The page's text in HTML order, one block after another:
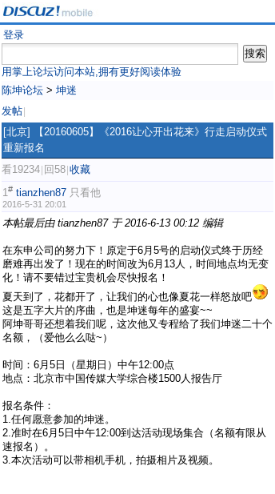
登录
用掌上论坛访问本站,拥有更好阅读体验
陈坤论坛 > 坤迷
发帖
[北京]
【20160605】《2016让心开出花来》行走启动仪式
重新报名
看19234 回58 收藏
1# tianzhen87 只看他
2016-5-31 20:01
本帖最后由 tianzhen87 于 2016-6-13 00:12 编辑
在东申公司的努力下！原定于6月5号的启动仪式终于历经
磨难再出发了！现在的时间改为6月13人，时间地点均无变
化！请不要错过宝贵机会尽快报名！
夏天到了，花都开了，让我们的心也像夏花一样怒放吧
这是五字大片的序曲，也是坤迷每年的盛宴~~
阿坤哥哥还想着我们呢，这次他又专程给了我们坤迷二十个
名额，（爱他么么哒~）
时间：6月5日（星期日）中午12:00点
地点：北京市中国传媒大学综合楼1500人报告厅
报名条件：
1.任何愿意参加的坤迷。
2.准时在6月5日中午12:00到达活动现场集合（名额有限从
速报名）。
3.本次活动可以带相机手机，拍摄相片及视频。